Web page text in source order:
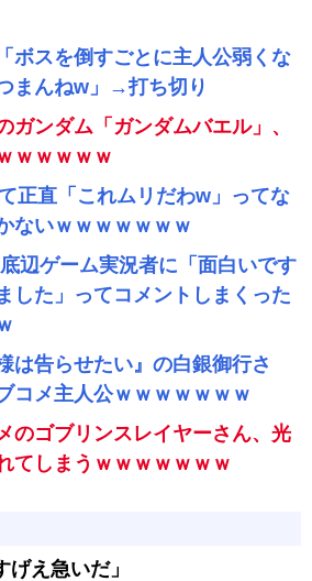
ボスを倒すごとに主人公弱くな
まんねw」→打ち切り
ガンダム「ガンダムバエル」、
ｗｗｗｗｗ
正直「これムリだわw」ってな
ないｗｗｗｗｗｗｗ
辺ゲーム実況者に「面白いです
した」ってコメントしまくった
は告らせたい』の白銀御行さ
コメ主人公ｗｗｗｗｗｗｗ
のゴブリンスレイヤーさん、光
てしまうｗｗｗｗｗｗｗ
え急いだ」